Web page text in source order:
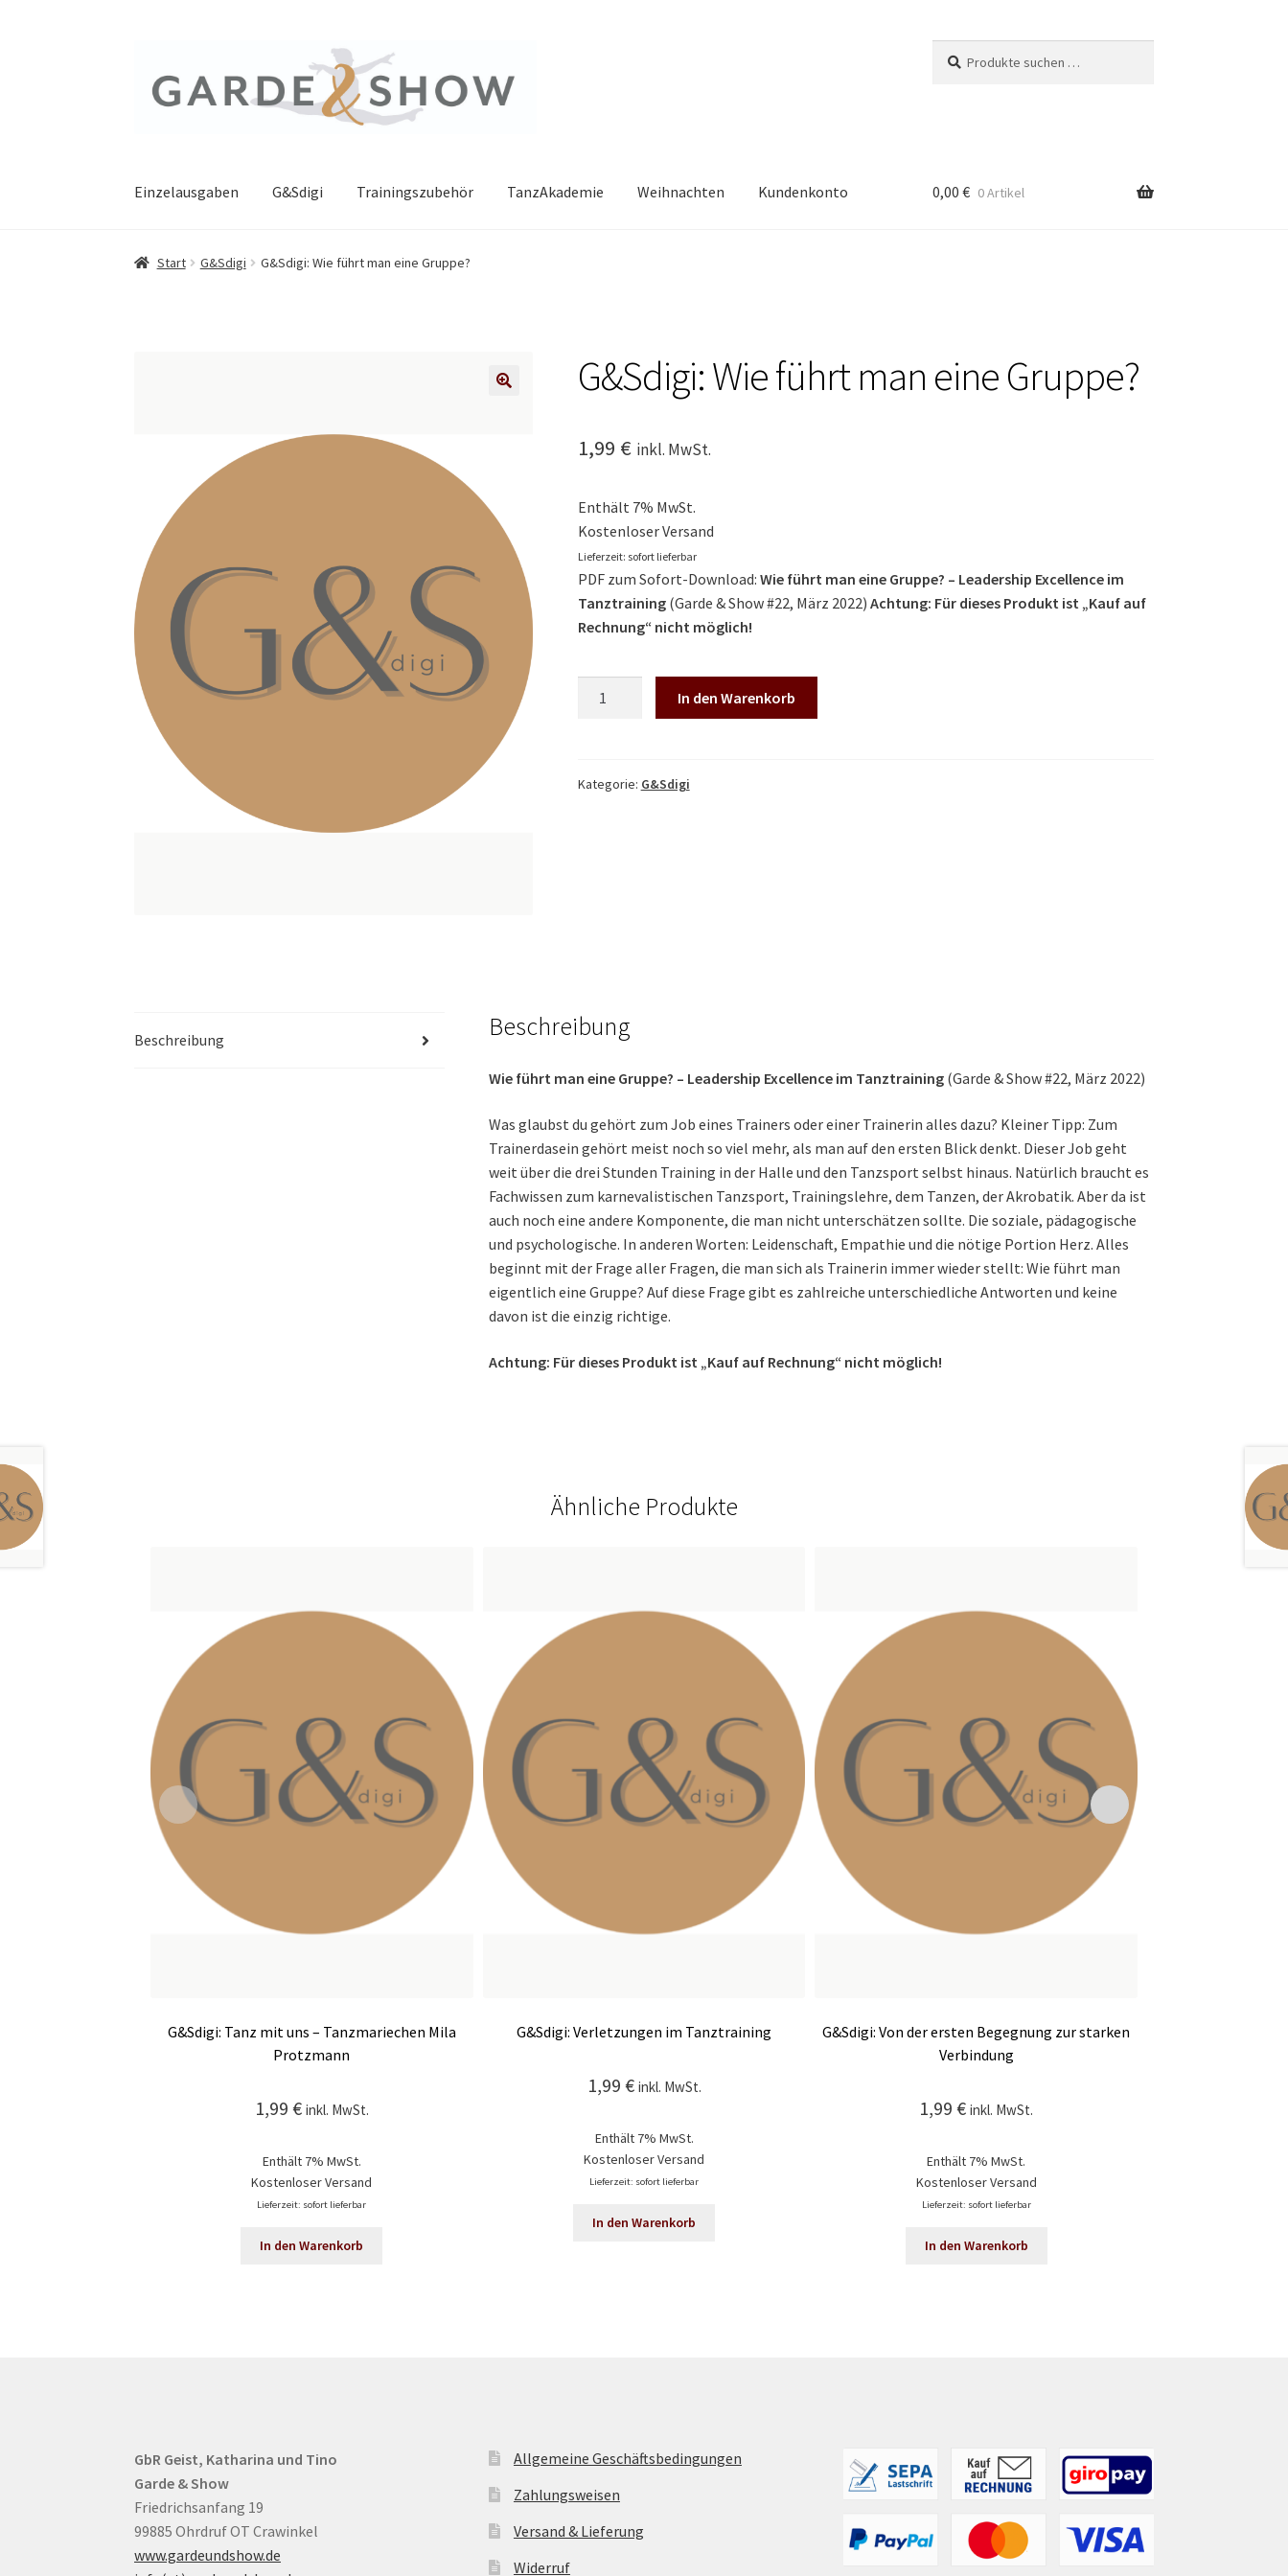
Navigation
springen
Inhalt
springen
nach:
Einzelausgaben G&Sdigi Trainingszubehör TanzAkademie Weihnachten Kundenkonto 0,00 € 0 Artikel
Start G&Sdigi G&Sdigi: Wie führt man eine Gruppe?
G&Sdigi: Wie führt man eine Gruppe?
1,99 € inkl. MwSt.
Enthält 7% MwSt.
Kostenloser Versand
Lieferzeit: sofort lieferbar
PDF zum Sofort-Download: Wie führt man eine Gruppe? – Leadership Excellence im
Tanztraining (Garde & Show #22, März 2022) Achtung: Für dieses Produkt ist „Kauf auf
Rechnung“ nicht möglich!
eine
In den Warenkorb
Kategorie: G&Sdigi
Beschreibung Beschreibung
Wie führt man eine Gruppe? – Leadership Excellence im Tanztraining (Garde & Show #22, März 2022)
Was glaubst du gehört zum Job eines Trainers oder einer Trainerin alles dazu? Kleiner Tipp: Zum
Trainerdasein gehört meist noch so viel mehr, als man auf den ersten Blick denkt. Dieser Job geht
weit über die drei Stunden Training in der Halle und den Tanzsport selbst hinaus. Natürlich braucht es
Fachwissen zum karnevalistischen Tanzsport, Trainingslehre, dem Tanzen, der Akrobatik. Aber da ist
auch noch eine andere Komponente, die man nicht unterschätzen sollte. Die soziale, pädagogische
und psychologische. In anderen Worten: Leidenschaft, Empathie und die nötige Portion Herz. Alles
beginnt mit der Frage aller Fragen, die man sich als Trainerin immer wieder stellt: Wie führt man
eigentlich eine Gruppe? Auf diese Frage gibt es zahlreiche unterschiedliche Antworten und keine
davon ist die einzig richtige.
Achtung: Für dieses Produkt ist „Kauf auf Rechnung“ nicht möglich!
Ähnliche Produkte
G&Sdigi: Tanz mit uns – Tanzmariechen Mila
Protzmann
1,99 € inkl. MwSt.
Enthält 7% MwSt.
Kostenloser Versand
Lieferzeit: sofort lieferbar
In den Warenkorb
G&Sdigi: Verletzungen im Tanztraining
1,99 € inkl. MwSt.
Enthält 7% MwSt.
Kostenloser Versand
Lieferzeit: sofort lieferbar
In den Warenkorb
G&Sdigi: Von der ersten Begegnung zur starken
Verbindung
1,99€ inkl. MwSt.
Enthält 7% MwSt.
Kostenloser Versand
Lieferzeit: sofort lieferbar
In den Warenkorb
GbR Geist, Katharina und Tino
Garde & Show
Friedrichsanfang 19
99885 Ohrdruf OT Crawinkel
www.gardeundshow.de
Allgemeine Geschäftsbedingungen
Zahlungsweisen
Versand & Lieferung
Widerruf